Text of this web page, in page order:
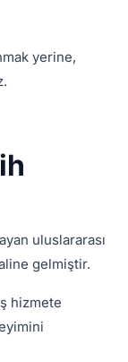
yerine,
uluslararası
gelmiştir.
hizmete